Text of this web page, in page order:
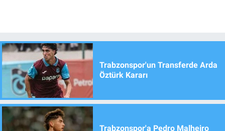
Trabzonspor'un Transferde Arda
Öztürk Kararı
Trabzonspor'a Pedro Malheiro